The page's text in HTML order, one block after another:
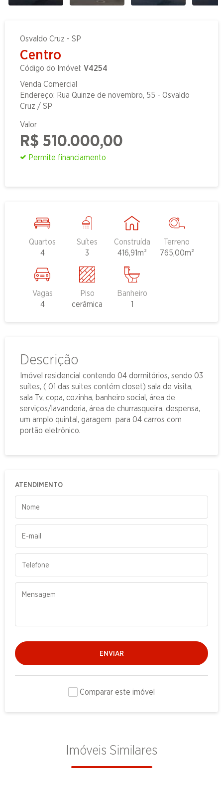
Osvaldo Cruz - SP
Centro
Código do Imóvel: V4254
Venda Comercial
Endereço: Rua Quinze de novembro, 55 - Osvaldo
Cruz / SP
Valor
R$ 510.000,00
Permite financiamento
Quartos
4
Suítes
3
Construída
416,91m²
Terreno
765,00m²
Vagas
4
Piso
cerâmica
Banheiro
1
Descrição
Imóvel residencial contendo 04 dormitórios, sendo 03
suítes, ( 01 das suites contém closet) sala de visita,
sala Tv, copa, cozinha, banheiro social, área de
serviços/lavanderia, área de churrasqueira, despensa,
um amplo quintal, garagem para 04 carros com
portão eletrônico.
ATENDIMENTO
ENVIAR
Comparar este imóvel
Imóveis Similares